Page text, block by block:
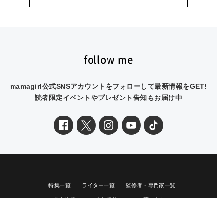
follow me
mamagirl公式SNSアカウントをフォローして最新情報をGET!
読者限定イベントやプレゼント告知もお届け中
特集一覧 ライター一覧 監修者・専門家一覧